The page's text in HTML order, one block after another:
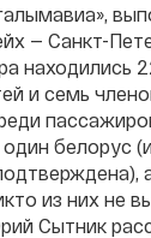
— Санкт-
находились
и семь
один белорус
из них не
Сытник